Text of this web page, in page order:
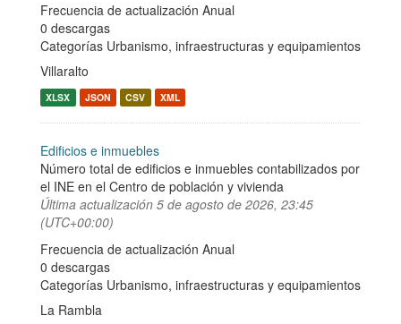
Frecuencia de actualización Anual
0 descargas
Categorías Urbanismo, infraestructuras y equipamientos
Villaralto
XLSX JSON CSV XML
Edificios e inmuebles
Número total de edificios e inmuebles contabilizados por
el INE en el Centro de población y vivienda
Última actualización 5 de agosto de 2026, 23:45
(UTC+00:00)
Frecuencia de actualización Anual
0 descargas
Categorías Urbanismo, infraestructuras y equipamientos
La Rambla